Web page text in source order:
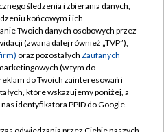
TVP
TVP
prywatności
zgody
śledzenia i zbierania danych,
końcowym i ich
Twoich danych osobowych przez
(zwaną dalej również „TVP”),
oraz pozostałych Zaufanych
(w tym do
do Twoich zainteresowań i
które wskazujemy poniżej, a
identyfikatora PPID do Google.